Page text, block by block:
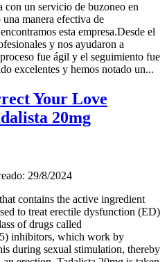
un servicio de buzoneo en
manera efectiva de
esta empresa.Desde el
y nos ayudaron a
fue ágil y el seguimiento fue
excelentes y hemos notado un...
Your Love
20mg
29/8/2024
contains the active ingredient
to treat erectile dysfunction (ED)
of drugs called
inhibitors, which work by
during sexual stimulation, thereby